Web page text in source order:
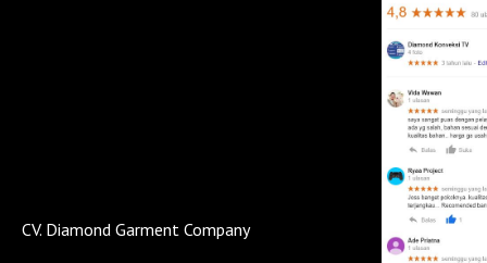
CV. Diamond Garment Company